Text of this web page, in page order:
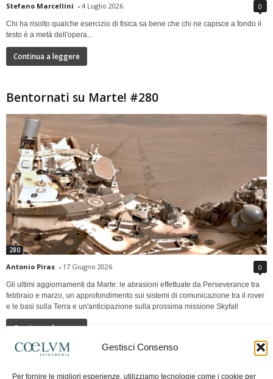
Gestisci Consenso
Per fornire le migliori esperienze, utilizziamo tecnologie come i cookie per
Stefano Marcellini - 4 Luglio 2026 0
Chi ha risolto qualche esercizio di fisica sa bene che chi ne capisce a fondo il
testo è a metà dell'opera...
Continua a leggere
Bentornati su Marte! #280
280
Antonio Piras - 17 Giugno 2026 0
Gli ultimi aggiornamenti da Marte: le abrasioni effettuate da Perseverance tra
febbraio e marzo, un approfondimento sui sistemi di comunicazione tra il rover
e le basi sulla Terra e un'anticipazione sulla prossima missione Skyfall
Continua a leggere